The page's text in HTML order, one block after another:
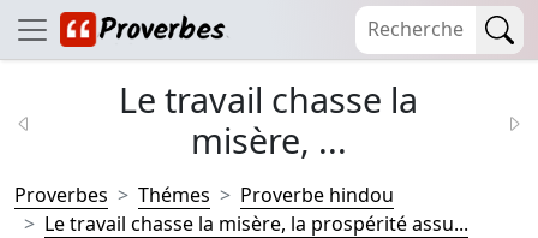
Le travail chasse la
misère, ...
Proverbes Thémes
Proverbe hindou
Le travail chasse la misère, la prospérité assu...